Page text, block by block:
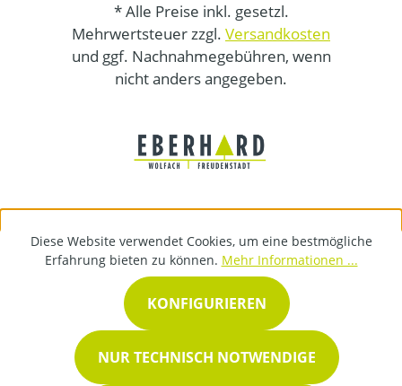
* Alle Preise inkl. gesetzl.
Mehrwertsteuer zzgl. Versandkosten
und ggf. Nachnahmegebühren, wenn
nicht anders angegeben.
Diese Website verwendet Cookies, um eine bestmögliche
Erfahrung bieten zu können. Mehr Informationen ...
NUR TECHNISCH NOTWENDIGE
KONFIGURIEREN